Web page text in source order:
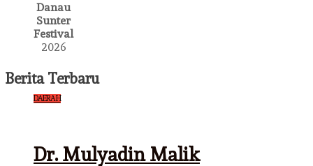
Danau
Sunter
Festival
2026
Berita Terbaru
DAERAH
Dr. Mulyadin Malik